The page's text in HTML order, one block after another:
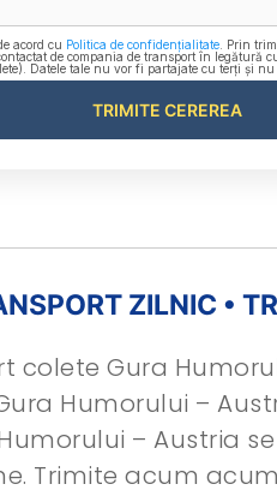
acord cu Politica de confidențialitate. Prin
de compania de transport în legătură
Datele tale nu vor fi partajate cu terți și nu
ZILNIC •
colete Gura
Humorului –
– Austria
Trimite acum